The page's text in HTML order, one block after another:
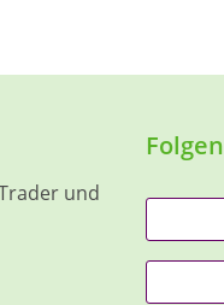
und